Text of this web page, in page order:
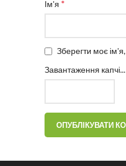
Ім'я *
Зберегти моє
Завантаження капчі...